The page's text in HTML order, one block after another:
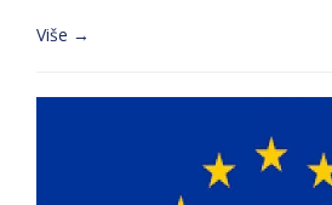
Više →